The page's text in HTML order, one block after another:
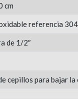
cm
referencia 304
de 1/2″
cepillos para bajar